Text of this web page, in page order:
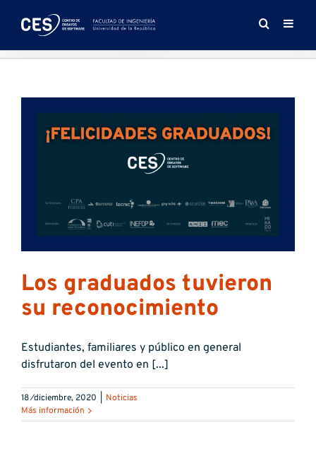
Los graduados tuvieron
su reconocimiento
Estudiantes, familiares y público en general
disfrutaron del evento en [...]
18 ⁄diciembre, 2020
Noticias
Más información